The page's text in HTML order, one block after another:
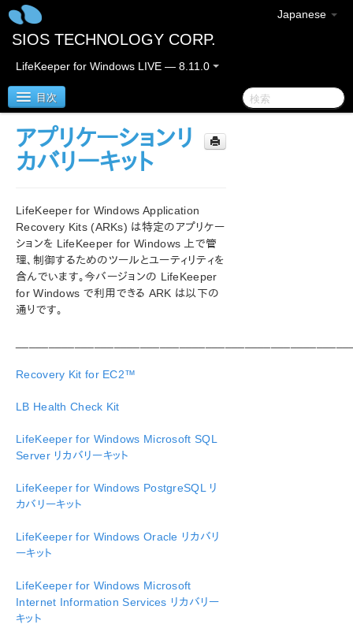
Japanese
SIOS TECHNOLOGY CORP.
LifeKeeper for Windows LIVE — 8.11.0
目次
LifeKeeper for Windows
LifeKeeper for Windowsサポートマトリックス
LifeKeeper for Windows クイックスタートガイド
クラウド環境における LifeKeeper for Windows の利用
について
LifeKeeper for Windows インストレーションガイド
LifeKeeper for Windows テクニカルドキュメンテーショ
総合メッセージカタログ
LifeKeeper Single Server Protection for Windows
プロダクトライフサイクル
PDFでダウンロード
アプリケーションリ
カバリーキット
LifeKeeper for Windows Application
Recovery Kits (ARKs) は特定のアプリケー
ションを LifeKeeper for Windows 上で管
理、制御するためのツールとユーティリティを
含んでいます。今バージョンの LifeKeeper
for Windows で利用できる ARK は以下の
通りです。
Recovery Kit for EC2™
LB Health Check Kit
LifeKeeper for Windows Microsoft SQL
Server リカバリーキット
LifeKeeper for Windows PostgreSQL リ
カバリーキット
LifeKeeper for Windows Oracle リカバリ
ーキット
LifeKeeper for Windows Microsoft
Internet Information Services リカバリー
キット